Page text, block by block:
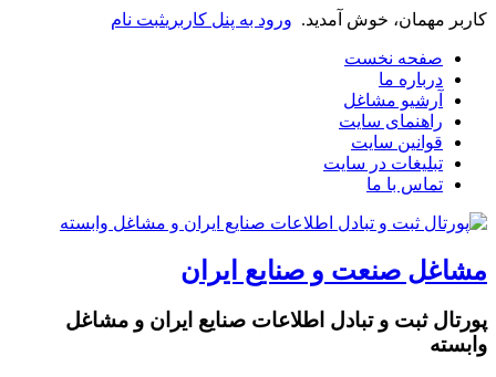
کاربر مهمان، خوش آمدید. ورود به پنل کاربریثبت نام
صفحه نخست
درباره ما
آرشیو مشاغل
راهنمای سایت
قوانین سایت
تبلیغات در سایت
تماس با ما
مشاغل صنعت و صنایع ایران
پورتال ثبت و تبادل اطلاعات صنایع ایران و مشاغل
وابسته